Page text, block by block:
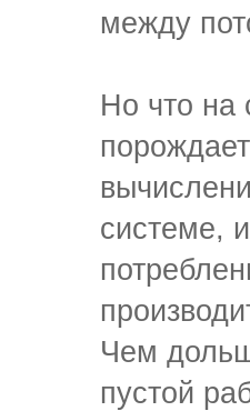
между
Но что на
системе,
Чем
пустой